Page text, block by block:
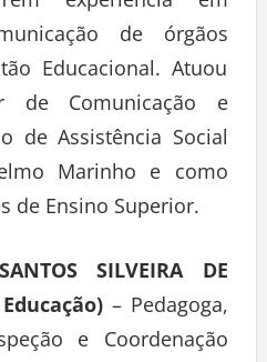
de órgãos
Educacional. Atuou
de Comunicação e
de Assistência Social
Marinho e como
de Ensino Superior.
SILVEIRA DE
– Pedagoga,
e Coordenação